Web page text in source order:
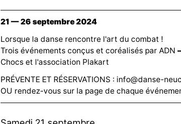
21 — 26 septembre 2024
Lorsque la danse rencontre l'art du combat !
Trois événements conçus et coréalisés par ADN
Chocs et l'association Plakart
PRÉVENTE ET RÉSERVATIONS : info@danse-
OU rendez-vous sur la page de chaque